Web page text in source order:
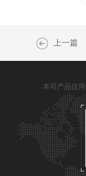
上一篇
本司产品仅